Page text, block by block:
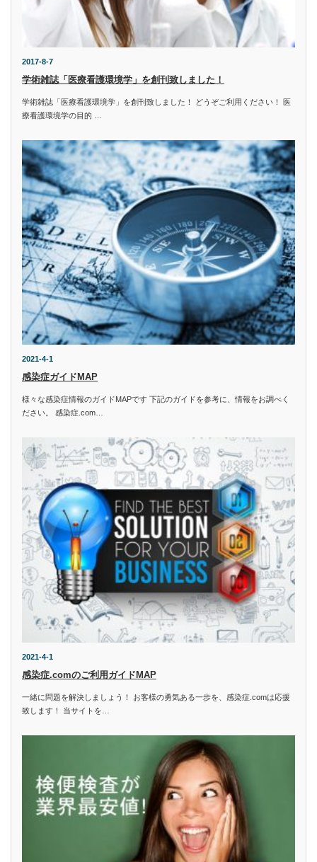
2017-8-7
学術雑誌「医療看護環境学」を創刊致しました！
学術雑誌「医療看護環境学」を創刊致しました！ どうぞご利用ください！ 医
療看護環境学の目的 …
2021-4-1
感染症ガイドMAP
様々な感染症情報のガイドMAPです 下記のガイドを参考に、情報をお調べく
ださい。 感染症.com…
2021-4-1
感染症.comのご利用ガイドMAP
一緒に問題を解決しましょう！ お客様の勇気ある一歩を、感染症.comは応援
致します！ 当サイトを…